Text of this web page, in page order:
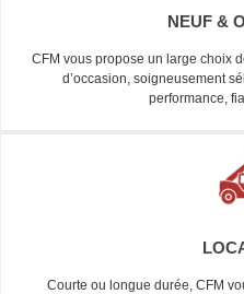
NEUF &
CFM vous propose un large choix
d’occasion, soigneusement
performance,
Courte ou longue durée, CFM